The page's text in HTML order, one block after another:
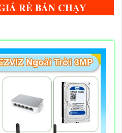
RẺ BÁN CHẠY